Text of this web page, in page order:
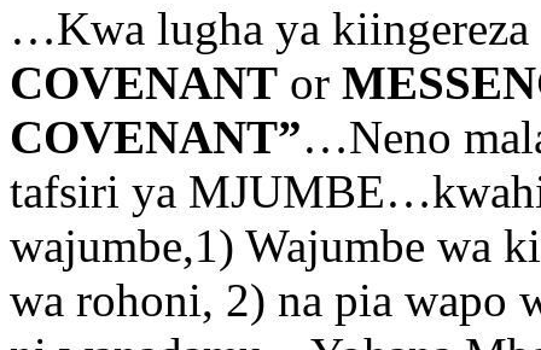
…Kwa lugha ya kiingereza
COVENANT or
COVENANT”…Neno
tafsiri ya
wajumbe,1) Wajumbe wa
wa rohoni, 2) na pia wapo